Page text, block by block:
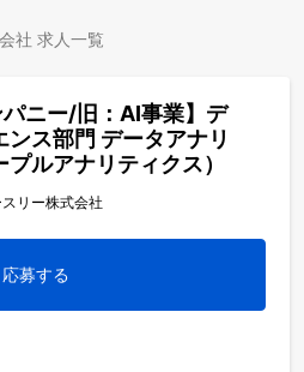
社 求人一覧
パニー/旧：AI事業】デ
ンス部門 データアナリ
プルアナリティクス）
リー株式会社
応募する